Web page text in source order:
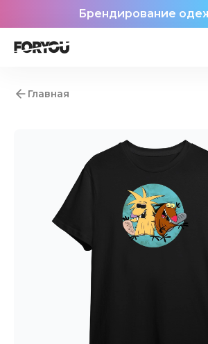
Брендирование
Главная